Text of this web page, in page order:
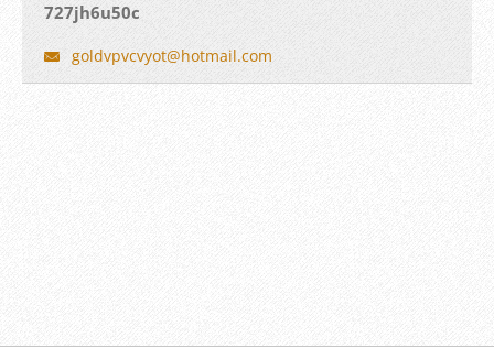
727jh6u50c
goldvpvcvyot@hotmail.com